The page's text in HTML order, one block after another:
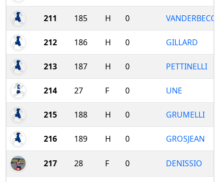
211 185 H 0 VANDERBECQ
212 186 H 0 GILLARD
213 187 H 0 PETTINELLI
214 27 F 0 UNE
215 188 H 0 GRUMELLI
216 189 H 0 GROSJEAN
217 28 F 0 DENISSIO